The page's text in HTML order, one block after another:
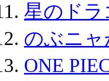
星のド
のぶニャ
ONE